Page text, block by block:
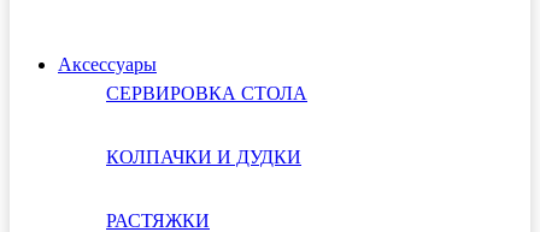
Аксессуары
СЕРВИРОВКА СТОЛА
КОЛПАЧКИ И ДУДКИ
РАСТЯЖКИ